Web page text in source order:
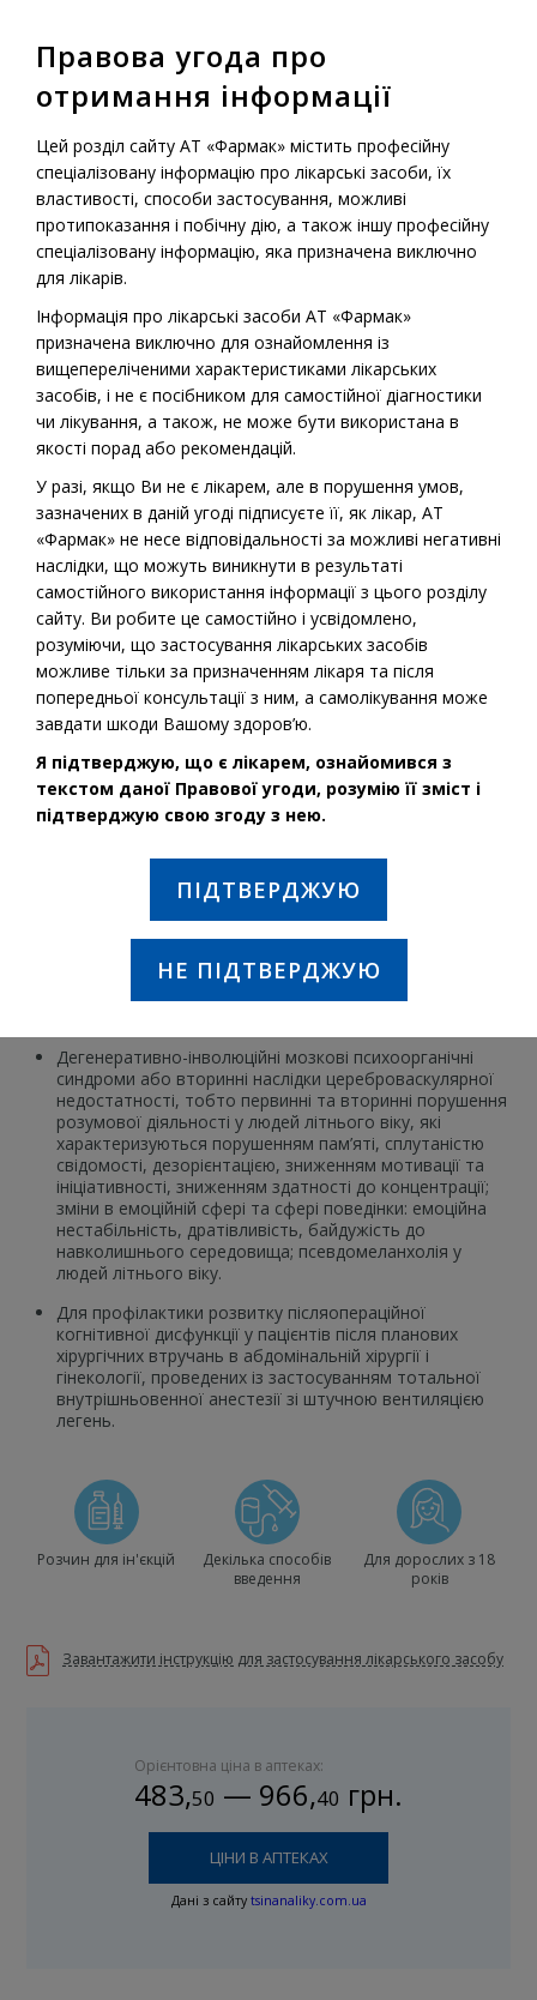
Гліятон® (розчин)
Рецептурний лікарський препарат
Гліятон® (розчин)
Діюча речовина: Холіну альфосцерат
ПОКАЗАННЯ ДО ЗАСТОСУВАННЯ:
(порушення свідомості, коматозний стан, вогнищева
півкульна симптоматика, симптоми ушкодження
Дегенеративно-інволюційні мозкові психоорганічні
синдроми або вторинні наслідки цереброваскулярної
недостатності, тобто первинні та вторинні порушення
розумової діяльності у людей літнього віку, які
характеризуються порушенням пам’яті, сплутаністю
свідомості, дезорієнтацією, зниженням мотивації та
ініціативності, зниженням здатності до концентрації;
зміни в емоційній сфері та сфері поведінки: емоційна
нестабільність, дратівливість, байдужість до
навколишнього середовища; псевдомеланхолія у
людей літнього віку.
Для профілактики розвитку післяопераційної
когнітивної дисфункції у пацієнтів після планових
хірургічних втручань в абдомінальній хірургії і
гінекології, проведених із застосуванням тотальної
внутрішньовенної анестезії зі штучною вентиляцією
легень.
Розчин для ін'єкцій
Декілька способів
введення
Для дорослих з 18
років
Завантажити інструкцію для застосування лікарського засобу
Орієнтовна ціна в аптеках:
483,50 — 966,40 грн.
ЦІНИ В АПТЕКАХ
Дані з сайту tsinanaliky.com.ua
Правова угода про
отримання інформації
Цей розділ сайту АТ «Фармак» містить професійну
спеціалізовану інформацію про лікарські засоби, їх
властивості, способи застосування, можливі
протипоказання і побічну дію, а також іншу професійну
спеціалізовану інформацію, яка призначена виключно
для лікарів.
Інформація про лікарські засоби АТ «Фармак»
призначена виключно для ознайомлення із
вищепереліченими характеристиками лікарських
засобів, і не є посібником для самостійної діагностики
чи лікування, а також, не може бути використана в
якості порад або рекомендацій.
У разі, якщо Ви не є лікарем, але в порушення умов,
зазначених в даній угоді підписуєте її, як лікар, АТ
«Фармак» не несе відповідальності за можливі негативні
наслідки, що можуть виникнути в результаті
самостійного використання інформації з цього розділу
сайту. Ви робите це самостійно і усвідомлено,
розуміючи, що застосування лікарських засобів
можливе тільки за призначенням лікаря та після
попередньої консультації з ним, а самолікування може
завдати шкоди Вашому здоров’ю.
Я підтверджую, що є лікарем, ознайомився з
текстом даної Правової угоди, розумію її зміст і
підтверджую свою згоду з нею.
ПІДТВЕРДЖУЮ
НЕ ПІДТВЕРДЖУЮ